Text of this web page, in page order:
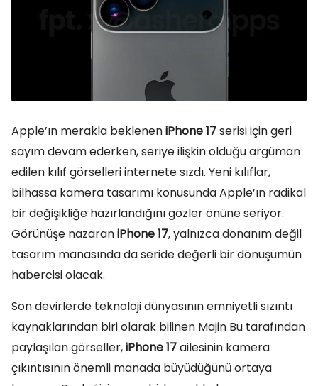
Apple’ın merakla bekleneniPhone 17serisi için geri
sayım devam ederken, seriye ilişkin olduğu argüman
edilen kılıf görselleri internete sızdı. Yeni kılıflar,
bilhassa kamera tasarımı konusunda Apple’ın radikal
bir değişikliğe hazırlandığını gözler önüne seriyor.
Görünüşe nazaraniPhone 17, yalnızca donanım değil
tasarım manasında da seride değerli bir dönüşümün
habercisi olacak.
Son devirlerde teknoloji dünyasının emniyetli sızıntı
kaynaklarından biri olarak bilinen Majin Bu tarafından
paylaşılan görseller,iPhone 17ailesinin kamera
çıkıntısının önemli manada büyüdüğünü ortaya